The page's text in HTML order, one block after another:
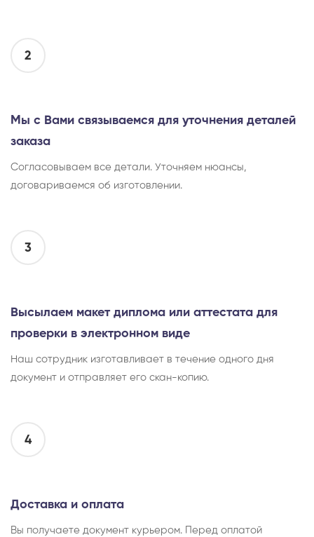
2
Мы с Вами связываемся для уточнения деталей
заказа
Согласовываем все детали. Уточняем нюансы,
договариваемся об изготовлении.
3
Высылаем макет диплома или аттестата для
проверки в электронном виде
Наш сотрудник изготавливает в течение одного дня
документ и отправляет его скан-копию.
4
Доставка и оплата
Вы получаете документ курьером. Перед оплатой